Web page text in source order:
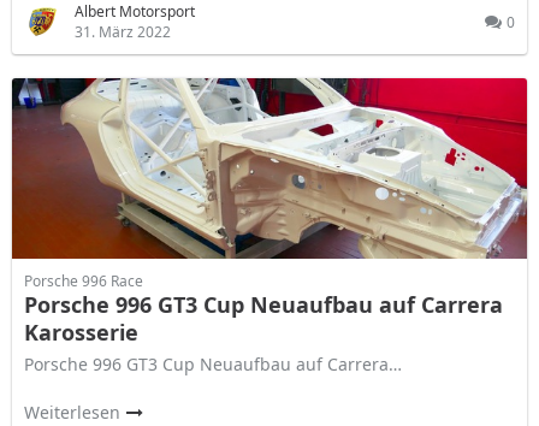
Albert Motorsport
31. März 2022
0
Porsche 996 Race
Porsche 996 GT3 Cup Neuaufbau auf Carrera
Karosserie
Porsche 996 GT3 Cup Neuaufbau auf Carrera…
Weiterlesen